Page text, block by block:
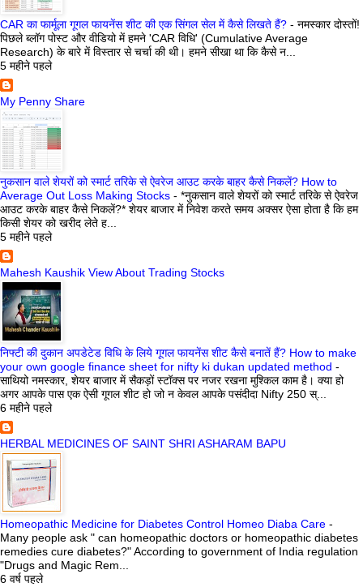
CAR का फार्मूला गूगल फायनेंस शीट की एक सिंगल सेल में कैसे लिखते हैं? - नमस्कार दोस्तों!
पिछले ब्लॉग पोस्ट और वीडियो में हमने 'CAR विधि' (Cumulative Average
Research) के बारे में विस्तार से चर्चा की थी। हमने सीखा था कि कैसे न...
5 महीने पहले
My Penny Share
नुकसान वाले शेयरों को स्मार्ट तरिके से ऐवरेज आउट करके बाहर कैसे निकलें? How to
Average Out Loss Making Stocks - *नुकसान वाले शेयरों को स्मार्ट तरिके से ऐवरेज
आउट करके बाहर कैसे निकलें?* शेयर बाजार में निवेश करते समय अक्सर ऐसा होता है कि हम
किसी शेयर को खरीद लेते ह...
5 महीने पहले
Mahesh Kaushik View About Trading Stocks
निफ्टी की दुकान अपडेटेड विधि के लिये गूगल फायनेंस शीट कैसे बनातें हैं? How to make
your own google finance sheet for nifty ki dukan updated method -
साथियो नमस्कार, शेयर बाजार में सैकड़ों स्टॉक्स पर नजर रखना मुश्किल काम है। क्या हो
अगर आपके पास एक ऐसी गूगल शीट हो जो न केवल आपके पसंदीदा Nifty 250 स्...
6 महीने पहले
HERBAL MEDICINES OF SAINT SHRI ASHARAM BAPU
Homeopathic Medicine for Diabetes Control Homeo Diaba Care -
Many people ask " can homeopathic doctors or homeopathic diabetes
remedies cure diabetes?" According to government of India regulation
"Drugs and Magic Rem...
6 वर्ष पहले